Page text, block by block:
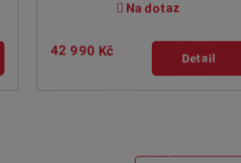
Na dotaz
42 990 Kč Detail